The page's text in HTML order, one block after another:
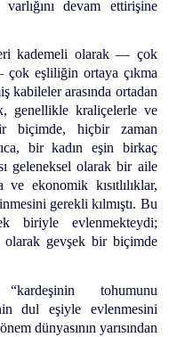
devam ettirişine
kademeli olarak — çok
eşliliğin ortaya çıkma
kabileler arasında ortadan
genellikle kraliçelerle ve
biçimde, hiçbir zaman
bir kadın eşin birkaç
geleneksel olarak bir aile
ekonomik kısıtlılıklar,
gerekli kılmıştı. Bu
biriyle evlenmekteydi;
olarak gevşek bir biçimde
tohumunu
dul eşiyle evlenmesini
dünyasının yarısından